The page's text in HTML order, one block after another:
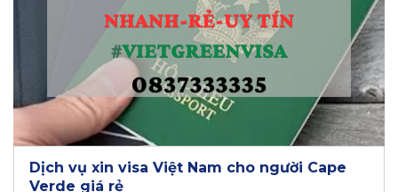
Dịch vụ xin visa Việt Nam cho người Cape
Verde giá rẻ